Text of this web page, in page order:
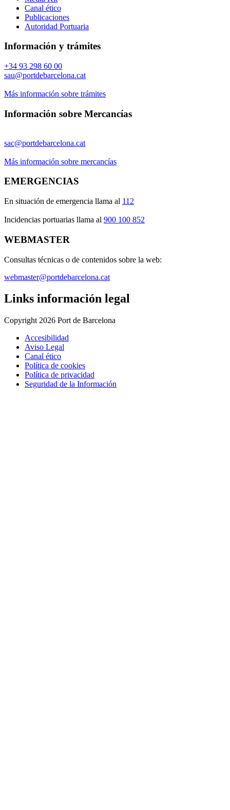
Canal ético
Publicaciones
Autoridad Portuaria
Información y trámites
+34 93 298 60 00
sau@portdebarcelona.cat
Más información sobre trámites
Información sobre Mercancías
sac@portdebarcelona.cat
Más información sobre mercancías
EMERGENCIAS
En situación de emergencia llama al 112
Incidencias portuarias llama al 900 100 852
WEBMASTER
Consultas técnicas o de contenidos sobre la web:
webmaster@portdebarcelona.cat
Links información legal
Copyright 2026 Port de Barcelona
Accesibilidad
Aviso Legal
Canal ético
Política de cookies
Política de privacidad
Seguridad de la Información